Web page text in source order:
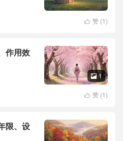
 赞 (1)
作用效
 1
 赞 (1)
限、设